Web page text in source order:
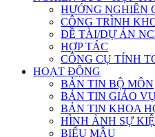
HƯỚNG NGHIÊN
CÔNG TRÌNH
ĐỀ TÀI/DỰ ÁN
HỢP TÁC
CÔNG CỤ TÍNH
HOẠT ĐỘNG
BẢN TIN BỘ MÔN
BẢN TIN GIÁO
BẢN TIN KHOA
HÌNH ẢNH SỰ
BIỂU MẪU